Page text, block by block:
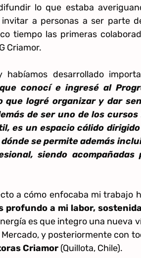
lo que estaba
a personas a ser parte
tiempo las primeras
Criamor.
desarrollado
conocí e ingresé al
que logré organizar y dar
de ser uno de los cursos
es un espacio cálido
se permite además
siendo acompañadas
a cómo enfocaba mi trabajo
profundo a mi labor,
es que integro una nueva
y posteriormente con
Criamor (Quillota, Chile).